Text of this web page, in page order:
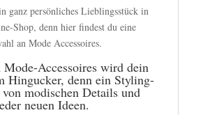
ganz persönliches Lieblingsstück in
Shop, denn hier findest du eine
an Mode Accessoires.
Accessoires wird dein
Hingucker, denn ein Styling-
modischen Details und
neuen Ideen.